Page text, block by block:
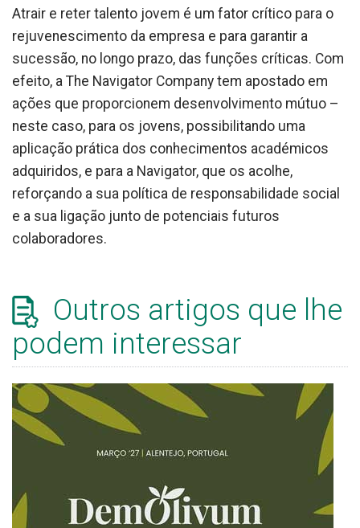
Atrair e reter talento jovem é um fator crítico para o
rejuvenescimento da empresa e para garantir a
sucessão, no longo prazo, das funções críticas. Com
efeito, a The Navigator Company tem apostado em
ações que proporcionem desenvolvimento mútuo –
neste caso, para os jovens, possibilitando uma
aplicação prática dos conhecimentos académicos
adquiridos, e para a Navigator, que os acolhe,
reforçando a sua política de responsabilidade social
e a sua ligação junto de potenciais futuros
colaboradores.
Outros artigos que lhe
podem interessar